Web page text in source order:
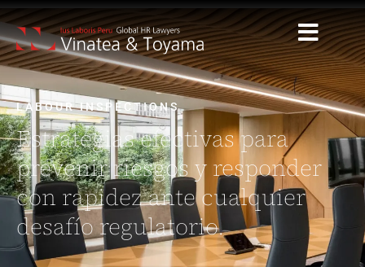
LABOUR INSPECTIONS
Estrategias efectivas para
prevenir riesgos y responder
con rapidez ante cualquier
desafío regulatorio.